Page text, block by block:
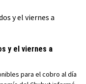
y el viernes a
para el cobro al día